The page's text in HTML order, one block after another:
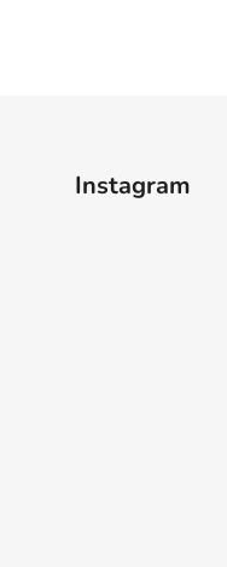
Instagram